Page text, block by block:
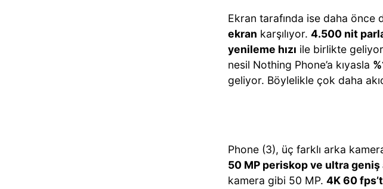
Ekran tarafında ise daha
ekran karşılıyor. 4.500 nit
yenileme hızı ile birlikte
nesil Nothing Phone’a kıyasla
geliyor. Böylelikle çok daha
Phone (3), üç farklı arka
50 MP periskop ve ultra geniş
kamera gibi 50 MP. 4K 60